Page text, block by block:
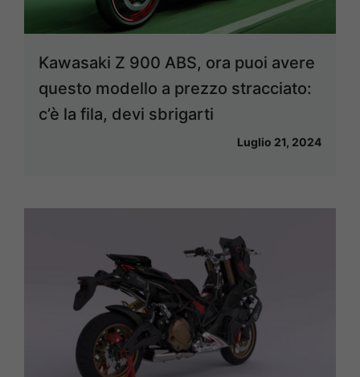
Kawasaki Z 900 ABS, ora puoi avere
questo modello a prezzo stracciato:
c’è la fila, devi sbrigarti
Luglio 21, 2024